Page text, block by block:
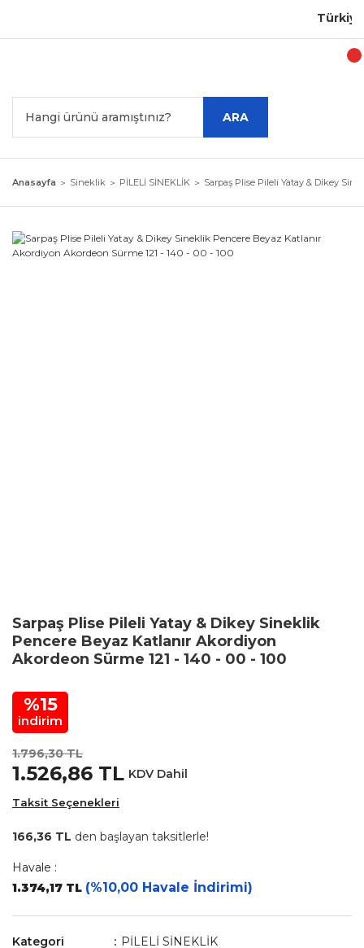
ARA
Anasayfa Sineklik PİLELİ SİNEKLİK Sarpaş Plise Pileli Yatay & Dikey
Sarpaş Plise Pileli Yatay & Dikey Sineklik
Pencere Beyaz Katlanır Akordiyon
Akordeon Sürme 121 - 140 - 00 - 100
%15
indirim
1.796,30 TL
1.526,86 TL KDV Dahil
Taksit Seçenekleri
166,36 TL den başlayan taksitlerle!
Havale :
1.374,17 TL (%10,00 Havale İndirimi)
Kategori
PİLELİ SİNEKLİK